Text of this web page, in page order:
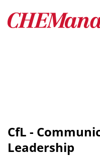
CfL -
Leadership